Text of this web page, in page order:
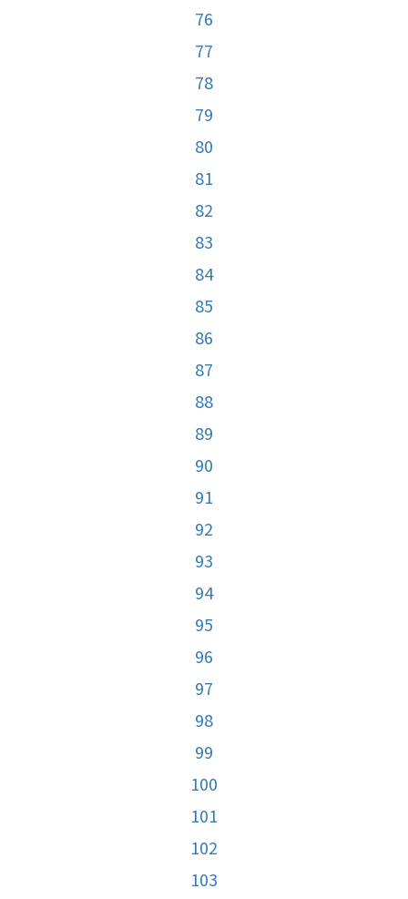
76
77
78
79
80
81
82
83
84
85
86
87
88
89
90
91
92
93
94
95
96
97
98
99
100
101
102
103